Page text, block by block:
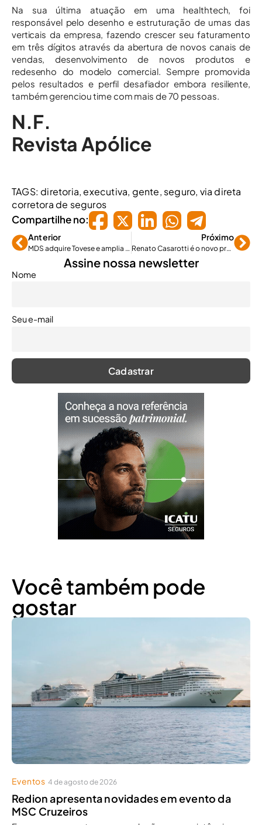
Na sua última atuação em uma healthtech, foi
responsável pelo desenho e estruturação de umas das
verticais da empresa, fazendo crescer seu faturamento
em três dígitos através da abertura de novos canais de
vendas, desenvolvimento de novos produtos e
redesenho do modelo comercial. Sempre promovida
pelos resultados e perfil desafiador embora resiliente,
também gerenciou time com mais de 70 pessoas.
N.F.
Revista Apólice
TAGS: diretoria,executiva, gente, seguro, via direta
corretora de seguros
Compartilhe no:
Anterior
MDS adquire Tovese e amplia atuação em seguro agrícola
Próximo
Renato Casarotti é o novo presidente da Abramge
Assine nossa newsletter
Nome
Seu e-mail
Você também pode
gostar
Eventos 4 de agosto de 2026
Redion apresenta novidades em evento da
MSC Cruzeiros